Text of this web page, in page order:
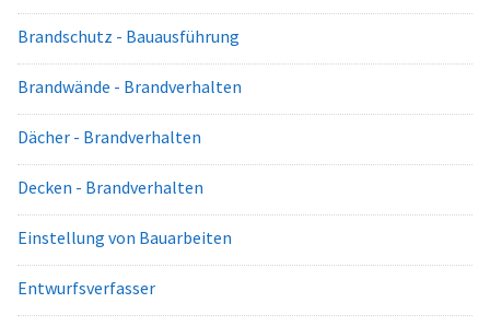
Brandschutz - Bauausführung
Brandwände - Brandverhalten
Dächer - Brandverhalten
Decken - Brandverhalten
Einstellung von Bauarbeiten
Entwurfsverfasser